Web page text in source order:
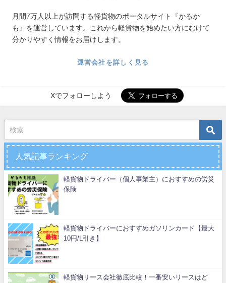
月間7万人以上が訪問する軽貨物のポータルサイト『かるか
も』を運営しています。これから軽貨物を始めたい方にむけて
分かりやすく情報をお届けします。
運営会社を詳しく見る
Xでフォローしよう
人気記事ランキング
軽貨物ドライバー（個人事業主）におすすめの労災
保険
軽貨物ドライバーにおすすめガソリンカード【最大
10円/L引き】
軽貨物リース会社徹底比較！一番安いリースはど